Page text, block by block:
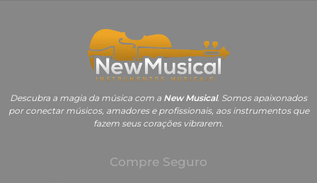
Descubra a magia da música com a New Musical. Somos apaixonados
por conectar músicos, amadores e profissionais, aos instrumentos que
fazem seus corações vibrarem.
Compre Seguro